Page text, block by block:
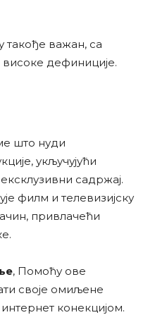
такође важан, са
дефиниције.
што нуди
укључујући
садржај.
филм и телевизијску
привлачећи
, Помоћу ове
своје омиљене
конекцијом.